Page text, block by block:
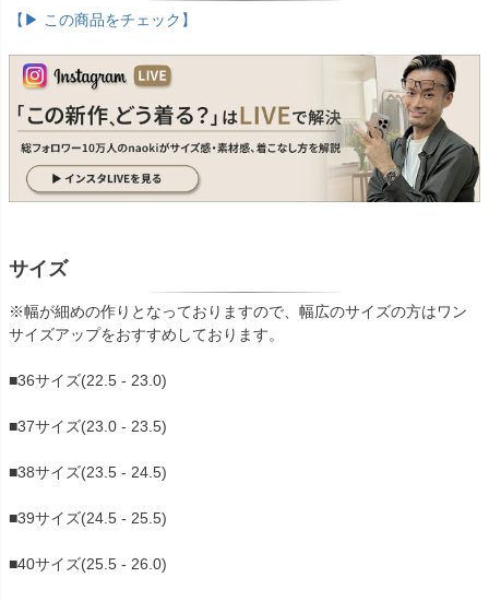
【▶ この商品をチェック】
サイズ
※幅が細めの作りとなっておりますので、幅広のサイズの方はワン
サイズアップをおすすめしております。
■36サイズ(22.5 - 23.0)
■37サイズ(23.0 - 23.5)
■38サイズ(23.5 - 24.5)
■39サイズ(24.5 - 25.5)
■40サイズ(25.5 - 26.0)